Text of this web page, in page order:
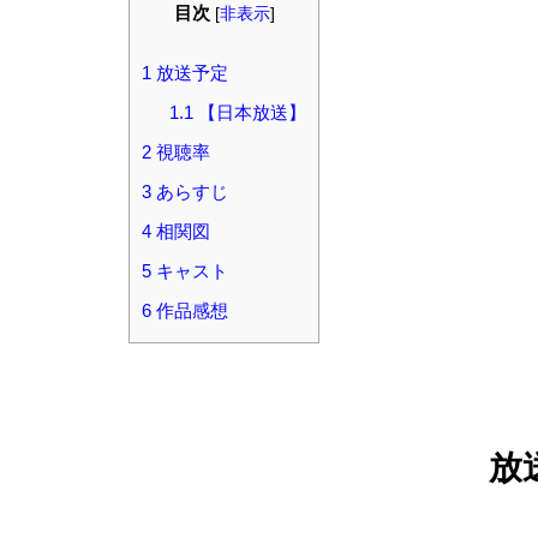
目次 [非表示]
1 放送予定
1.1 【日本放送】
2 視聴率
3 あらすじ
4 相関図
5 キャスト
6 作品感想